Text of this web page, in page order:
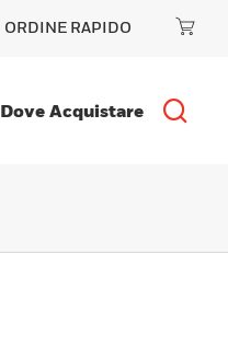
ORDINE RAPIDO
Dove Acquistare